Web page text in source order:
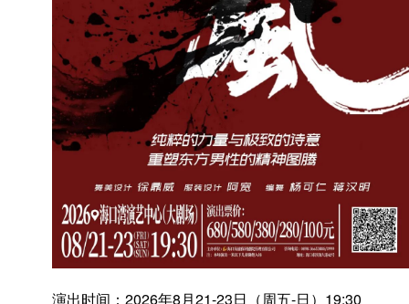
演出时间：2026年8月21-23日（周五-日）19:30